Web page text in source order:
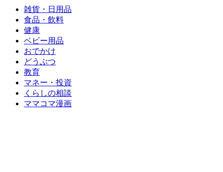
雑貨・日用品
食品・飲料
健康
ベビー用品
おでかけ
どうぶつ
教育
マネー・投資
くらしの相談
ママコマ漫画